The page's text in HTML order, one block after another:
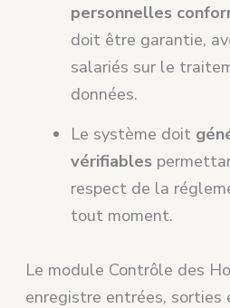
personnelles
doit être garantie,
salariés sur le
données.
Le système doit
vérifiables
respect de la
tout moment.
Le module Contrôle des
enregistre entrées, sorties